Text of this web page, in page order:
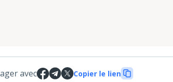
avec Copier le lien